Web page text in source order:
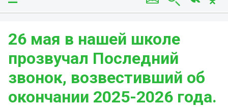
26 мая в нашей школе
прозвучал Последний
звонок, возвестивший об
окончании 2025-2026 года.